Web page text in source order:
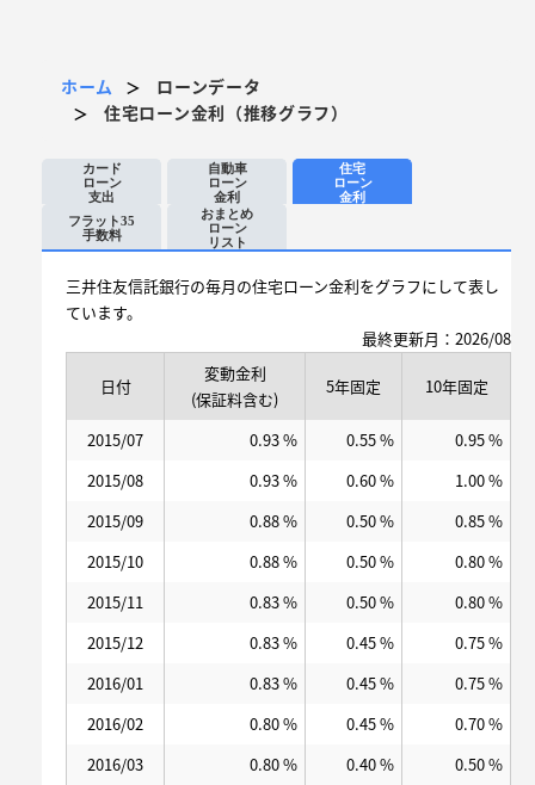
ホーム ＞ ローンデータ
＞ 住宅ローン金利（推移グラフ）
カード
ローン
支出
自動車
ローン
金利
住宅
ローン
金利
フラット35
手数料
おまとめ
ローン
リスト
三井住友信託銀行の毎月の住宅ローン金利をグラフにして表し
ています。
最終更新月：2026/08
日付
変動金利
(保証料含む)
5年固定 10年固定
2015/07 0.93 % 0.55 %
0.95 %
2015/08
0.93 % 0.60 %
1.00 %
2015/09
0.88 % 0.50 %
0.85 %
2015/10
0.88 % 0.50 %
0.80 %
2015/11
0.83 % 0.50 %
0.80 %
2015/12
0.83 % 0.45 %
0.75 %
2016/01
0.83 % 0.45 %
0.75 %
2016/02
0.80 % 0.45 %
0.70 %
2016/03
0.80 % 0.40 %
0.50 %